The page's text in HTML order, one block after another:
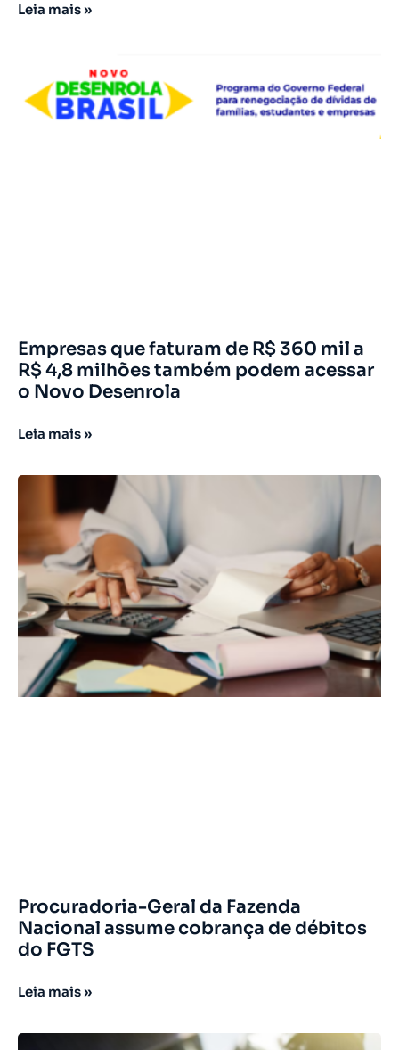
Leia mais »
Empresas que faturam de R$ 360 mil a
R$ 4,8 milhões também podem acessar
o Novo Desenrola
Leia mais »
Procuradoria-Geral da Fazenda
Nacional assume cobrança de débitos
do FGTS
Leia mais »